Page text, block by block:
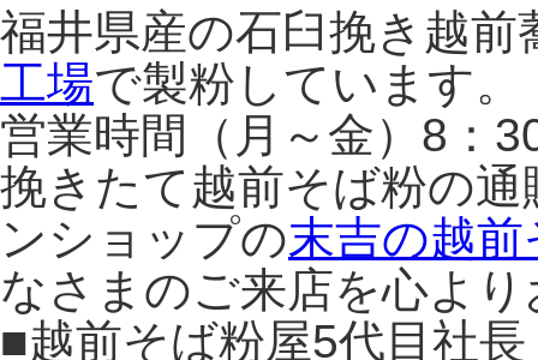
福井県産の石臼挽き越前
工場で製粉しています。
営業時間（月～金）8：
挽きたて越前そば粉の
ンショップの末吉の越
なさまのご来店を心よ
■越前そば粉屋5代目社